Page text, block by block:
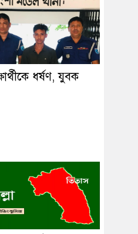
ধর্ষণ, যুবক